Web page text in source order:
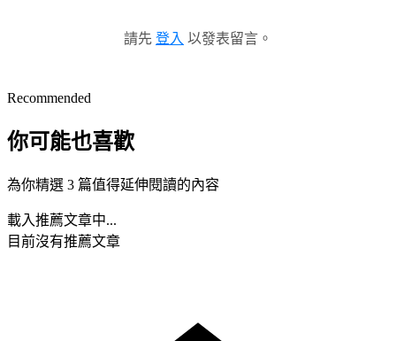
請先 登入 以發表留言。
Recommended
你可能也喜歡
為你精選 3 篇值得延伸閱讀的內容
載入推薦文章中...
目前沒有推薦文章